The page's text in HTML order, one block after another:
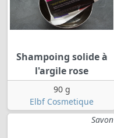
Shampoing solide à
l'argile rose
90 g
Elbf Cosmetique
Savon